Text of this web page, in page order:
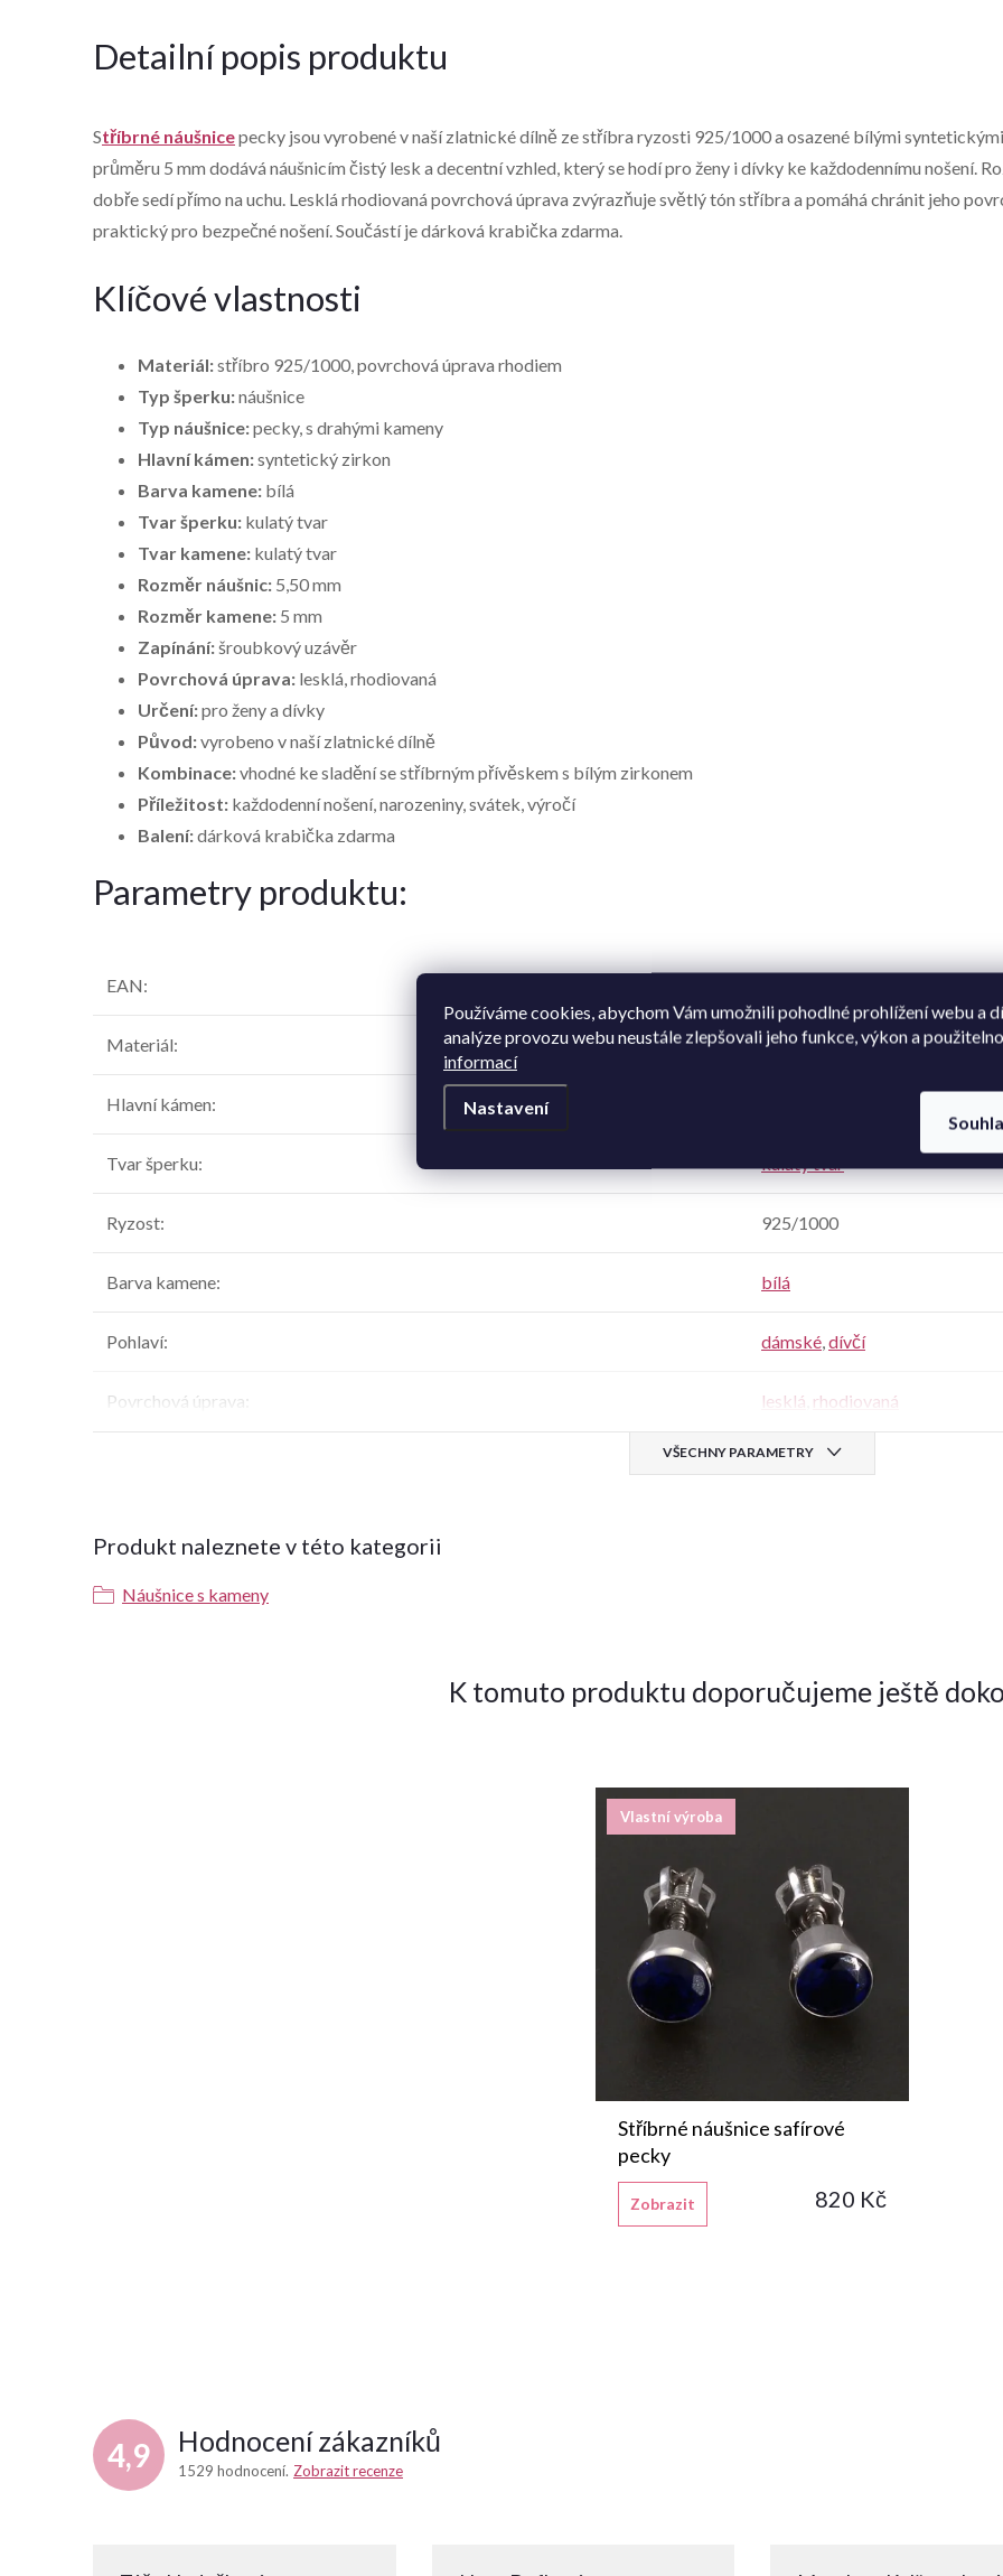
Používáme cookies, abychom Vám umožnili pohodlné prohlížení webu a
analýze provozu webu neustále zlepšovali jeho funkce, výkon a
informací
Nastavení
Detailní popis produktu
Stříbrné náušnicepecky jsou vyrobené v naší zlatnické dílně ze stříbra ryzosti 925/1000 a osazené bílými
průměru 5 mm dodává náušnicím čistý lesk a decentní vzhled, který se hodí pro ženy i dívky ke každodennímu nošení.
dobře sedí přímo na uchu. Lesklá rhodiovaná povrchová úprava zvýrazňuje světlý tón stříbra a pomáhá chránit jeho
praktický pro bezpečné nošení. Součástí je dárková krabička zdarma.
Klíčové vlastnosti
Materiál:stříbro 925/1000, povrchová úprava rhodiem
Typ šperku:náušnice
Typ náušnice:pecky, s drahými kameny
Hlavní kámen:syntetický zirkon
Barva kamene: bílá
Tvar šperku: kulatý tvar
Tvar kamene: kulatý tvar
Rozměr náušnic: 5,50 mm
Rozměr kamene: 5 mm
Zapínání:šroubkový uzávěr
Povrchová úprava: lesklá, rhodiovaná
Určení:pro ženy a dívky
Původ:vyrobeno v naší zlatnické dílně
Kombinace:vhodné ke sladění se stříbrným přívěskem s bílým zirkonem
Příležitost: každodenní nošení, narozeniny, svátek, výročí
Balení:dárková krabička zdarma
Parametry produktu:
EAN:
Materiál: Stříbro
Hlavní kámen:
Tvar šperku: kulatý tvar
Ryzost: 925/1000
Barva kamene: bílá
Pohlaví: dámské,dívčí
Povrchová úprava lesklá rhodiovaná
VŠECHNY PARAMETRY
Produkt naleznete v této kategorii
Náušnice s kameny
K tomuto produktu doporučujeme ještě
Vlastní výroba
Stříbrné náušnice safírové
pecky
820 Kč
Zobrazit
4,9 Hodnocení zákazníků
1529 hodnocení Zobrazit recenze